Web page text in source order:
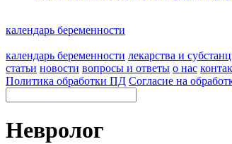
календарь беременности
календарь беременности лекарства и
статьи новости вопросы и ответы о нас
Политика обработки ПД Согласие на
Невролог